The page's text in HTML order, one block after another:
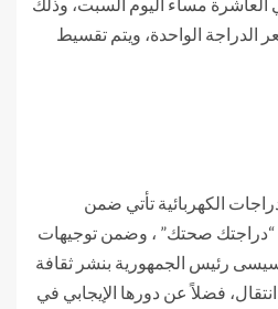
جنيه سعر الدراجة الواحدة، ويتم تقسيط
الكهربائية تأتي ضمن
“دراجتك صحتك” ، وضمن توجيهات
رئيس الجمهورية بنشر ثقافة
فضلاً عن دورها الإيجابي في